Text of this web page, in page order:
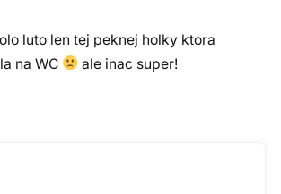
luto len tej peknej holky ktora
na WC
ale inac super!